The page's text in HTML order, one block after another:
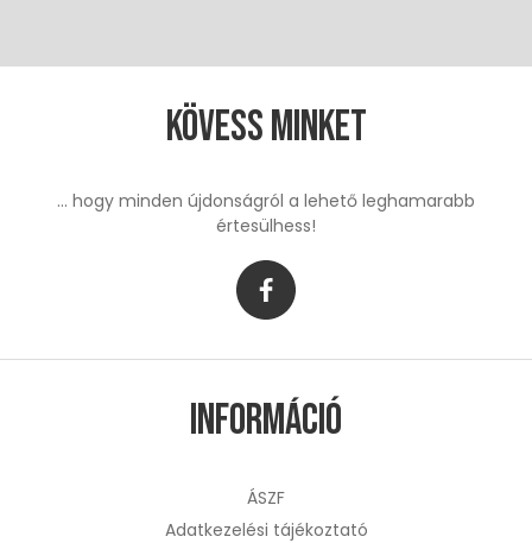
Kövess minket
... hogy minden újdonságról a lehető leghamarabb
értesülhess!
Információ
ÁSZF
Adatkezelési tájékoztató